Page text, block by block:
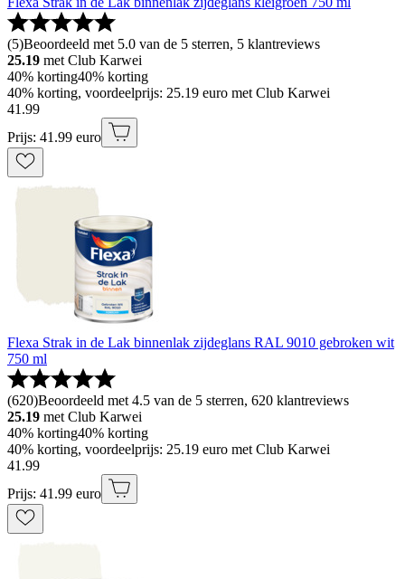
(5)Beoordeeld met 5.0 van de 5 sterren, 5 klantreviews
25.19 met Club Karwei
40% korting40% korting
40% korting, voordeelprijs: 25.19 euro met Club Karwei
41 .99
Prijs: 41.99 euro
Flexa Strak in de Lak binnenlak zijdeglans RAL 9010 gebroken wit
750 ml
(620)Beoordeeld met 4.5 van de 5 sterren, 620 klantreviews
25.19 met Club Karwei
40% korting40% korting
40% korting, voordeelprijs: 25.19 euro met Club Karwei
41 .99
Prijs: 41.99 euro